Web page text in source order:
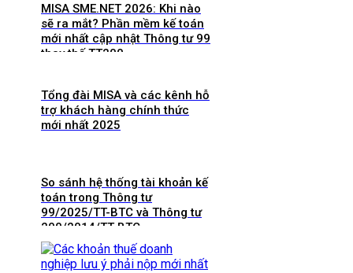
MISA SME.NET 2026: Khi nào
sẽ ra mắt? Phần mềm kế toán
mới nhất cập nhật Thông tư 99
thay thế TT200
Tổng đài MISA và các kênh hỗ
trợ khách hàng chính thức
mới nhất 2025
So sánh hệ thống tài khoản kế
toán trong Thông tư
99/2025/TT-BTC và Thông tư
200/2014/TT-BTC